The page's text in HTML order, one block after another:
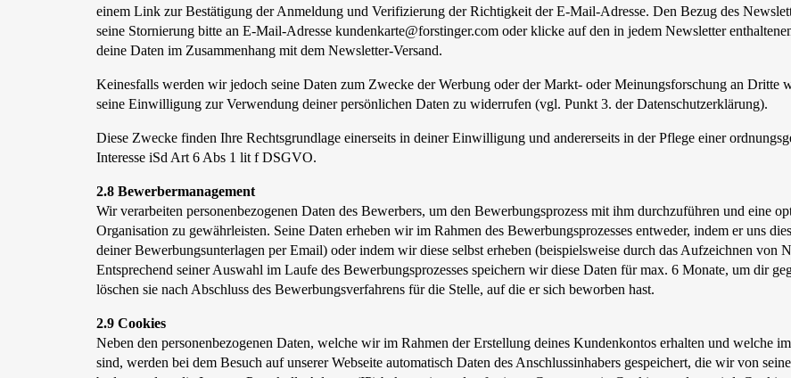
einem Link zur Bestätigung der Anmeldung und Verifizierung der Richtigkeit der E-Mail-Adresse. Den Bezug des
seine Stornierung bitte an E-Mail-Adresse kundenkarte@forstinger.com oder klicke auf den in jedem Newsletter
deine Daten im Zusammenhang mit dem Newsletter-Versand.
Keinesfalls werden wir jedoch seine Daten zum Zwecke der Werbung oder der Markt- oder Meinungsforschung an Dritte
seine Einwilligung zur Verwendung deiner persönlichen Daten zu widerrufen (vgl. Punkt 3. der Datenschutzerklärung).
Diese Zwecke finden Ihre Rechtsgrundlage einerseits in deiner Einwilligung und andererseits in der Pflege einer
Interesse iSd Art 6 Abs 1 lit f DSGVO.
2.8 Bewerbermanagement
Wir verarbeiten personenbezogenen Daten des Bewerbers, um den Bewerbungsprozess mit ihm durchzuführen und eine
Organisation zu gewährleisten. Seine Daten erheben wir im Rahmen des Bewerbungsprozesses entweder, indem er uns
deiner Bewerbungsunterlagen per Email) oder indem wir diese selbst erheben (beispielsweise durch das Aufzeichnen von
Entsprechend seiner Auswahl im Laufe des Bewerbungsprozesses speichern wir diese Daten für max. 6 Monate, um dir
löschen sie nach Abschluss des Bewerbungsverfahrens für die Stelle, auf die er sich beworben hast.
2.9 Cookies
Neben den personenbezogenen Daten, welche wir im Rahmen der Erstellung deines Kundenkontos erhalten und welche
sind, werden bei dem Besuch auf unserer Webseite automatisch Daten des Anschlussinhabers gespeichert, die wir von